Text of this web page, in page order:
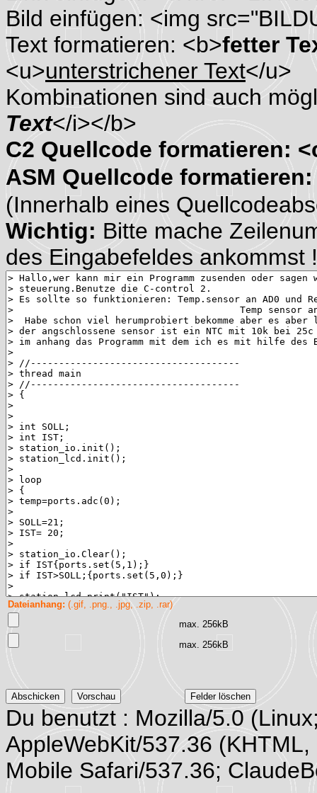
Bild einfügen: <img
Text formatieren: <b>fetter
<u>unterstrichener Text</u>
Kombinationen sind auch
Text</i></b>
C2 Quellcode formatieren:
ASM Quellcode formatieren:
(Innerhalb eines
Wichtig: Bitte mache
des Eingabefeldes
Dateianhang: (.gif, .png., .jpg, .zip, .rar)
max. 256kB
max. 256kB
Du benutzt : Mozilla/5.0
AppleWebKit/537.36
Mobile Safari/537.36;